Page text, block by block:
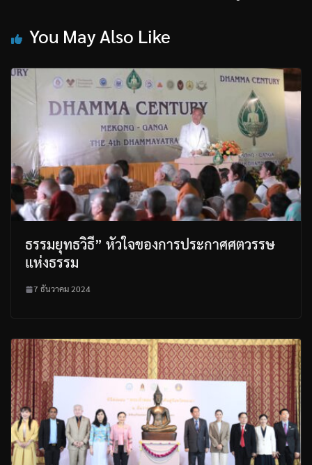
You May Also Like
ธรรมยุทธวิธี” หัวใจของการประกาศศตวรรษ
แห่งธรรม
7 ธันวาคม 2024